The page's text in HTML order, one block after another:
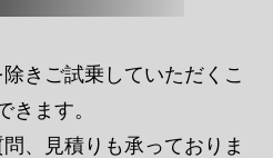
きご試乗していただくこ
きます。
、見積りも承っておりま